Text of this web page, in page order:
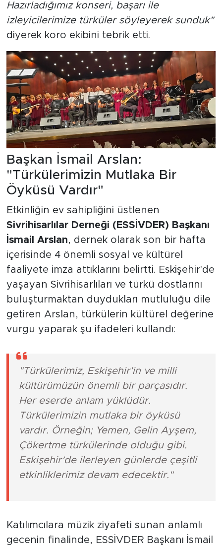
Hazırladığımız konseri, başarı ile
izleyicilerimize türküler söyleyerek sunduk"
diyerek koro ekibini tebrik etti.
Başkan İsmail Arslan:
"Türkülerimizin Mutlaka Bir
Öyküsü Vardır"
Etkinliğin ev sahipliğini üstlenen
Sivrihisarlılar Derneği (ESSİVDER) Başkanı
İsmail Arslan, dernek olarak son bir hafta
içerisinde 4 önemli sosyal ve kültürel
faaliyete imza attıklarını belirtti. Eskişehir'de
yaşayan Sivrihisarlıları ve türkü dostlarını
buluşturmaktan duydukları mutluluğu dile
getiren Arslan, türkülerin kültürel değerine
vurgu yaparak şu ifadeleri kullandı:
"Türkülerimiz, Eskişehir’in ve milli
kültürümüzün önemli bir parçasıdır.
Her eserde anlam yüklüdür.
Türkülerimizin mutlaka bir öyküsü
vardır. Örneğin; Yemen, Gelin Ayşem,
Çökertme türkülerinde olduğu gibi.
Eskişehir’de ilerleyen günlerde çeşitli
etkinliklerimiz devam edecektir."
Katılımcılara müzik ziyafeti sunan anlamlı
gecenin finalinde, ESSİVDER Başkanı İsmail